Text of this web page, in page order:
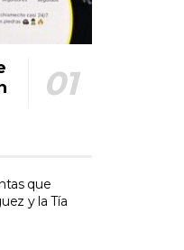
que
y la Tía